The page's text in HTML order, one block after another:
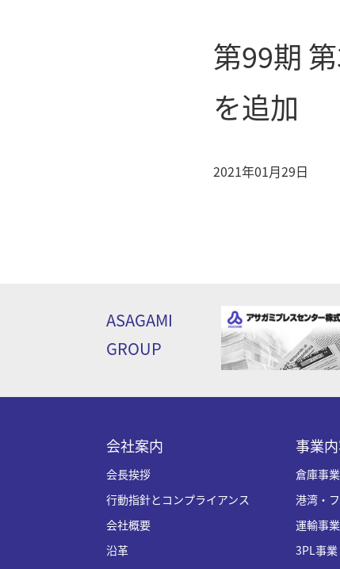
第99期
を追加
2021年01月29日
ASAGAMI
GROUP
会社案内
会長挨拶
行動指針とコンプライアンス
会社概要
沿革
事業
倉庫事業
港湾・
運輸事業
3PL事業